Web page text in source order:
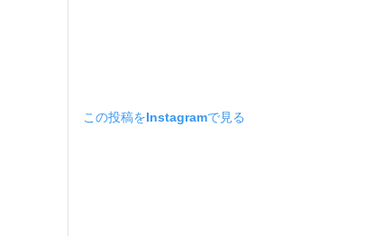
この投稿をInstagramで見る